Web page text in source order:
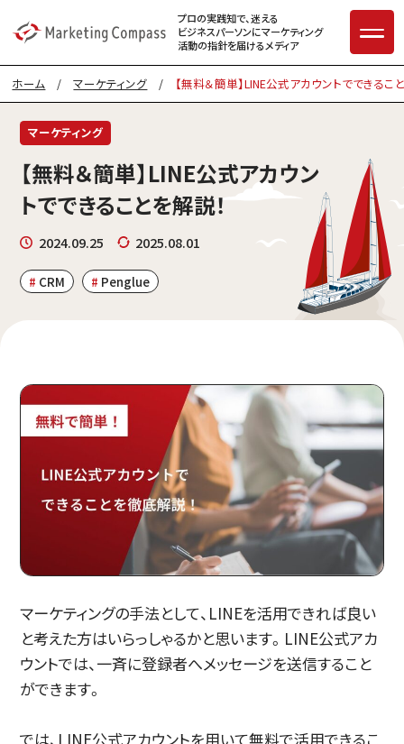
プロの実践知で、迷える
ビジネスパーソンにマーケティング
活動の指針を届けるメディア
ホーム /マーケティング / 【無料＆簡単】LINE公式アカウントでできるこ
マーケティング
【無料＆簡単】LINE公式アカウン
トでできることを解説！
2024.09.25 2025.08.01
CRM Penglue
マーケティングの手法として、LINEを活用できれば良い
と考えた方はいらっしゃるかと思います。LINE公式アカ
ウントでは、一斉に登録者へメッセージを送信すること
ができます。
では、LINE公式アカウントを用いて無料で活用できるこ